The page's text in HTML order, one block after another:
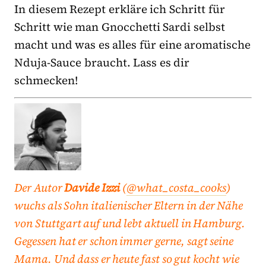
In diesem Rezept erkläre ich Schritt für
Schritt wie man Gnocchetti Sardi selbst
macht und was es alles für eine aromatische
Nduja-Sauce braucht. Lass es dir
schmecken!
Der AutorDavide Izzi(@what_costa_cooks)
wuchs als Sohn italienischer Eltern in der Nähe
von Stuttgart auf und lebt aktuell in Hamburg.
Gegessen hat er schon immer gerne, sagt seine
Mama. Und dass er heute fast so gut kocht wie